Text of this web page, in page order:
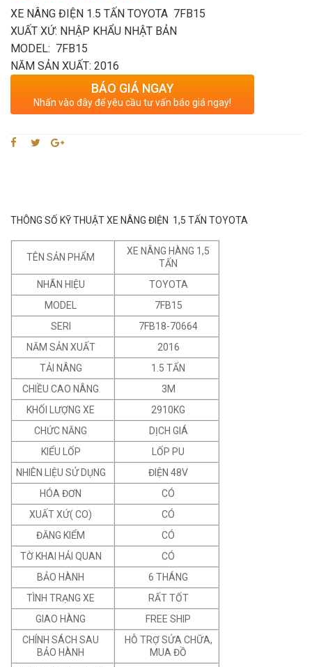
XE NÂNG ĐIỆN 1.5 TẤN TOYOTA 7FB15
XUẤT XỨ: NHẬP KHẨU NHẬT BẢN
MODEL: 7FB15
NĂM SẢN XUẤT: 2016
BÁO GIÁ NGAY
Nhấn vào đây để yêu cầu tư vấn báo giá ngay!
THÔNG SỐ KỸ THUẬT XE NÂNG ĐIỆN 1,5 TẤN TOYOTA
TÊN SẢN PHẨM
XE NÂNG HÀNG 1,5
TẤN
NHÃN HIỆU
TOYOTA
MODEL
7FB15
SERI
7FB18-70664
NĂM SẢN XUẤT
2016
TẢI NÂNG
1.5 TẤN
CHIỀU CAO NÂNG
3M
KHỐI LƯỢNG XE
2910KG
CHỨC NĂNG
DỊCH GIÁ
KIỂU LỐP
LỐP PU
NHIÊN LIỆU SỬ DỤNG
ĐIỆN 48V
HÓA ĐƠN
CÓ
XUẤT XỨ( CO)
CÓ
ĐĂNG KIỂM
CÓ
TỜ KHAI HẢI QUAN
CÓ
BẢO HÀNH
6 THÁNG
TÌNH TRẠNG XE
RẤT TỐT
GIAO HÀNG
FREE SHIP
CHÍNH SÁCH SAU
BẢO HÀNH
HỖ TRỢ SỬA CHỮA,
MUA ĐỒ